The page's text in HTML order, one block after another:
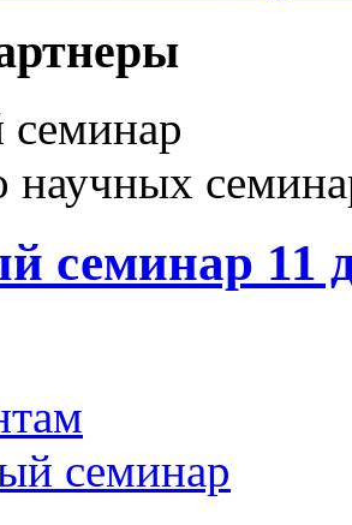
научных
семинар 11
семинар